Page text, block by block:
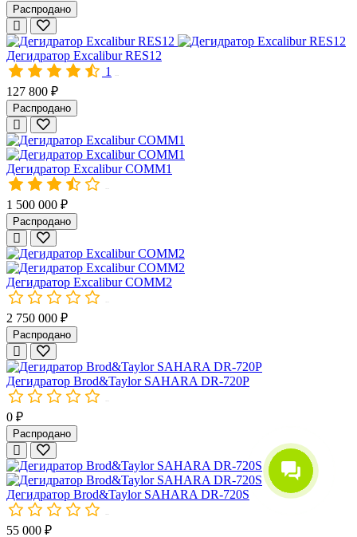
Распродано
Дегидратор Excalibur RES12
1
127 800 ₽
Распродано
Дегидратор Excalibur COMM1
1 500 000 ₽
Распродано
Дегидратор Excalibur COMM2
2 750 000 ₽
Распродано
Дегидратор Brod&Taylor SAHARA DR-720P
0 ₽
Распродано
Дегидратор Brod&Taylor SAHARA DR-720S
55 000 ₽